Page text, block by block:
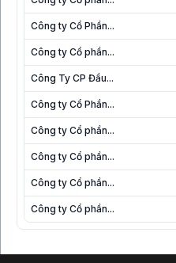
Công ty Cổ Phần...
Công ty Cổ phần...
Công Ty CP Đầu...
Công ty Cổ Phần...
Công ty Cổ phần...
Công ty Cổ phần...
Công ty Cổ phần...
Công ty Cổ phần...